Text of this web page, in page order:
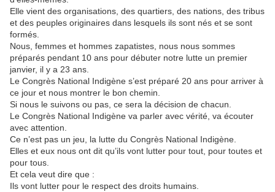
Elle vient des organisations, des quartiers, des nations, des tribus
et des peuples originaires dans lesquels ils sont nés et se sont
formés.
Nous, femmes et hommes zapatistes, nous nous sommes
préparés pendant 10 ans pour débuter notre lutte un premier
janvier, il y a 23 ans.
Le Congrès National Indigène s’est préparé 20 ans pour arriver à
ce jour et nous montrer le bon chemin.
Si nous le suivons ou pas, ce sera la décision de chacun.
Le Congrès National Indigène va parler avec vérité, va écouter
avec attention.
Ce n’est pas un jeu, la lutte du Congrès National Indigène.
Elles et eux nous ont dit qu’ils vont lutter pour tout, pour toutes et
pour tous.
Et cela veut dire que :
Ils vont lutter pour le respect des droits humains.